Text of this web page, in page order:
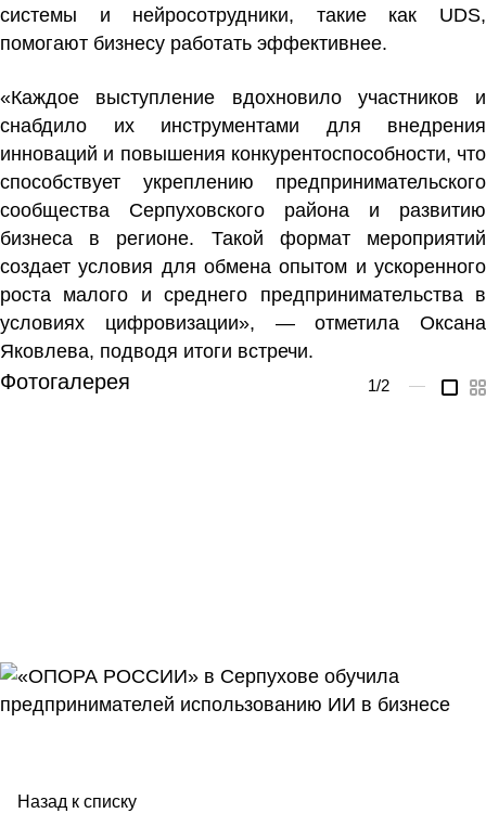
системы и нейросотрудники, такие как UDS,
помогают бизнесу работать эффективнее.
«Каждое выступление вдохновило участников и
снабдило их инструментами для внедрения
инноваций и повышения конкурентоспособности, что
способствует укреплению предпринимательского
сообщества Серпуховского района и развитию
бизнеса в регионе. Такой формат мероприятий
создает условия для обмена опытом и ускоренного
роста малого и среднего предпринимательства в
условиях цифровизации», — отметила Оксана
Яковлева, подводя итоги встречи.
Фотогалерея 1/2 —
Назад к списку